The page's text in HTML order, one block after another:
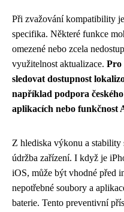
Při zvažování kompatibility
specifika. Některé funkce
omezené nebo zcela
využitelnost aktualizace. Pro
sledovat dostupnost
například podpora
aplikacích nebo funkčnost
Z hlediska výkonu a stability
údržba zařízení. I když je
iOS, může být vhodné před
nepotřebné soubory a
baterie. Tento preventivní